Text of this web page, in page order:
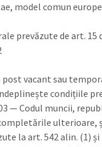
model comun
prevăzute de art. 15
post vacant sau
condițiile
— Codul muncii,
ulterioare,
la art. 542 alin. (1) și